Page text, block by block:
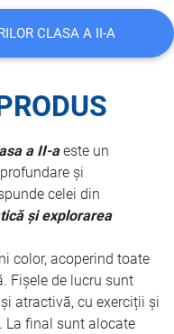
CLASA A II-A
a II-aeste un
și
celei din
și explorarea
color, acoperind toate
Fișele de lucru sunt
atractivă, cu exerciții și
La final sunt alocate